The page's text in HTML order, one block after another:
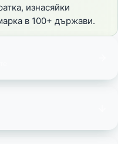
изнасяйки
в 100+ държави.